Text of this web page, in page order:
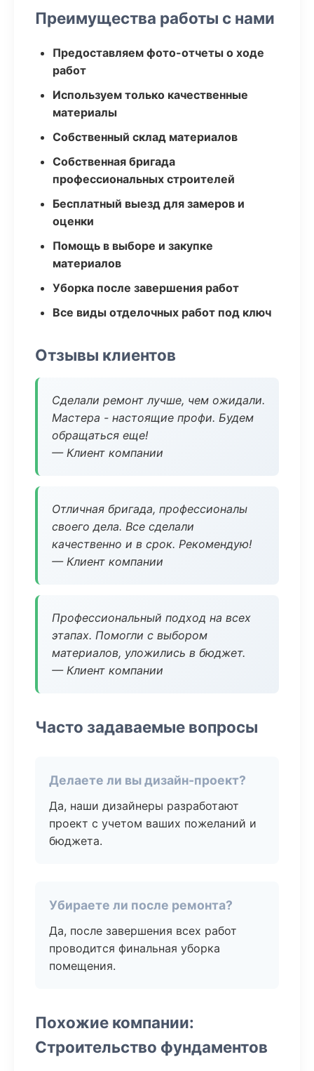
Преимущества работы с нами
Предоставляем фото-отчеты о ходе
работ
Используем только качественные
материалы
Собственный склад материалов
Собственная бригада
профессиональных строителей
Бесплатный выезд для замеров и
оценки
Помощь в выборе и закупке
материалов
Уборка после завершения работ
Все виды отделочных работ под ключ
Отзывы клиентов
Сделали ремонт лучше, чем ожидали.
Мастера - настоящие профи. Будем
обращаться еще!
— Клиент компании
Отличная бригада, профессионалы
своего дела. Все сделали
качественно и в срок. Рекомендую!
— Клиент компании
Профессиональный подход на всех
этапах. Помогли с выбором
материалов, уложились в бюджет.
— Клиент компании
Часто задаваемые вопросы
Делаете ли вы дизайн-проект?
Да, наши дизайнеры разработают
проект с учетом ваших пожеланий и
бюджета.
Убираете ли после ремонта?
Да, после завершения всех работ
проводится финальная уборка
помещения.
Похожие компании:
Строительство фундаментов